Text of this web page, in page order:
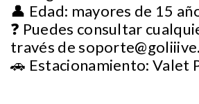
👤 Edad: mayores de 15
❓ Puedes consultar
través de
🚗 Estacionamiento: Valet